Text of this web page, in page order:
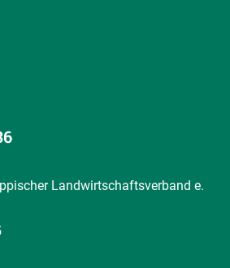
Landwirtschaftsverband e.